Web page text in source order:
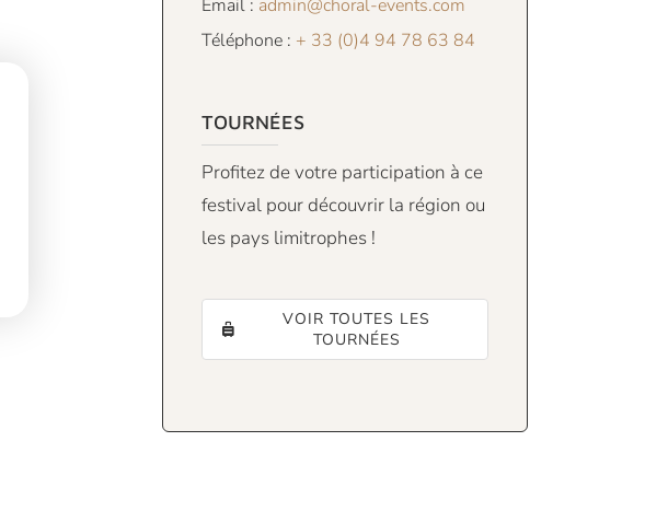
Email : admin@choral-events.com
Téléphone : + 33 (0)4 94 78 63 84
TOURNÉES
Profitez de votre participation à ce
festival pour découvrir la région ou
les pays limitrophes !
VOIR TOUTES LES
TOURNÉES